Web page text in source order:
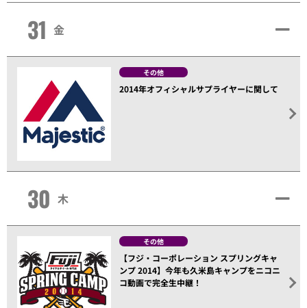
31 金
その他
2014年オフィシャルサプライヤーに関して
30 木
その他
【フジ・コーポレーション スプリングキャ
ンプ 2014】今年も久米島キャンプをニコニ
コ動画で完全生中継！